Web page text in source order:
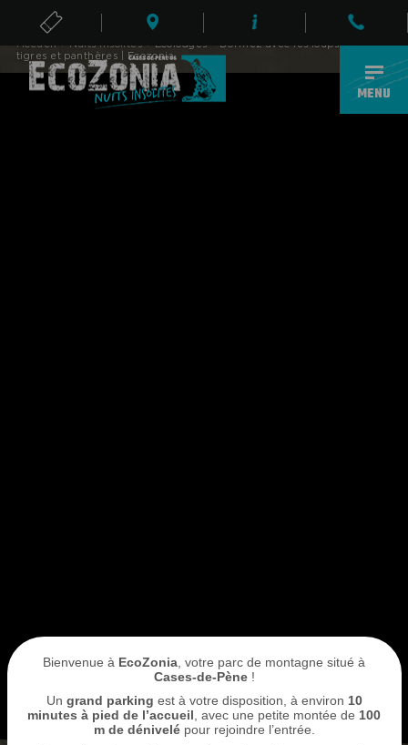
FR
MENU
BILLETS
Accueil › Nuits Insolites › Ecolodges – Dormez avec les loups, ours,
tigres et panthères | Ecozonia
Bienvenue à EcoZonia , votre parc de montagne situé à
Cases-de-Pène!
Un grand parking est à votre disposition, à environ 10
minutes à pied de l’accueil , avec une petite montée de 100
m de dénivelépour rejoindre l’entrée.